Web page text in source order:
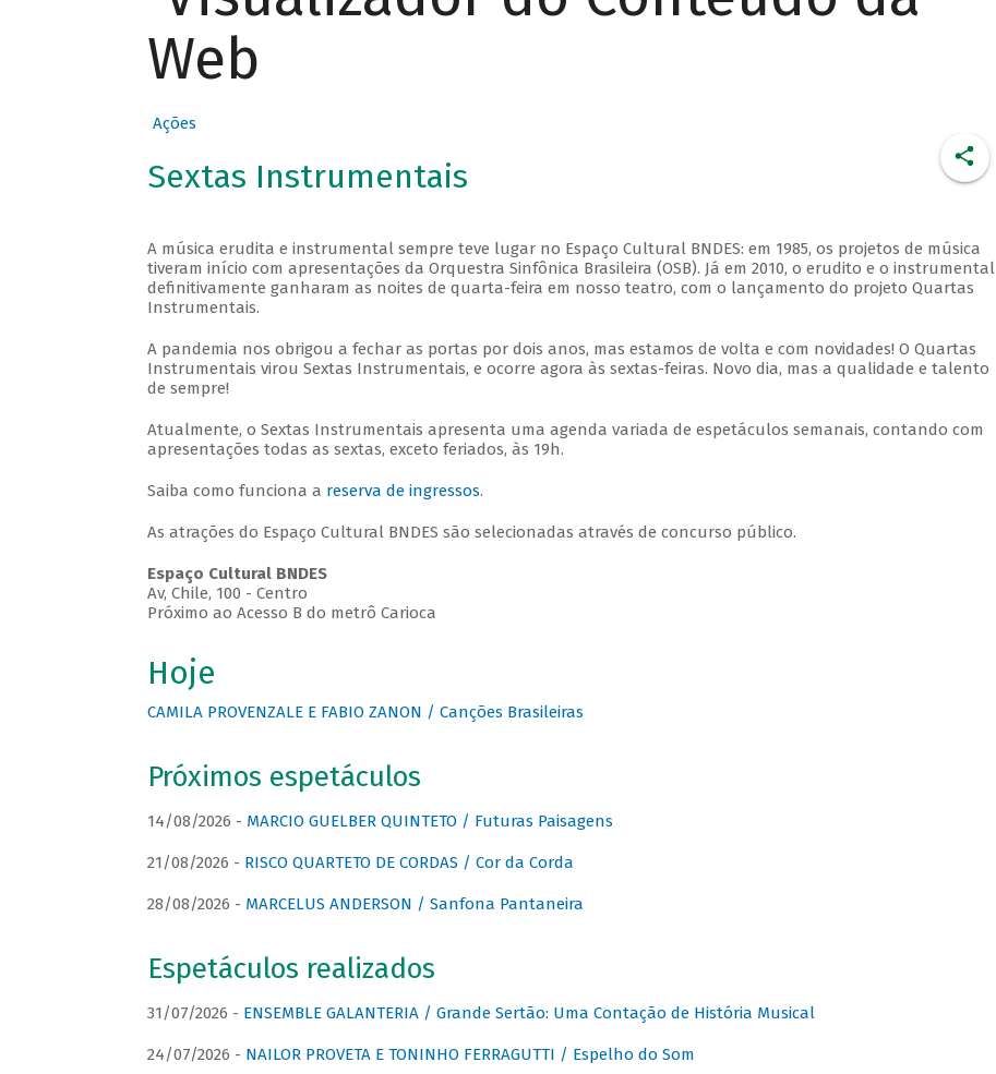
Web
Ações
Sextas Instrumentais
A música erudita e instrumental sempre teve lugar no Espaço Cultural BNDES: em 1985, os projetos de música
tiveram início com apresentações da Orquestra Sinfônica Brasileira (OSB). Já em 2010, o erudito e o instrumental
definitivamente ganharam as noites de quarta-feira em nosso teatro, com o lançamento do projeto Quartas
Instrumentais.
A pandemia nos obrigou a fechar as portas por dois anos, mas estamos de volta e com novidades! O Quartas
Instrumentais virou Sextas Instrumentais, e ocorre agora às sextas-feiras. Novo dia, mas a qualidade e talento
de sempre!
Atualmente, o Sextas Instrumentais apresenta uma agenda variada de espetáculos semanais, contando com
apresentações todas as sextas, exceto feriados, às 19h.
Saiba como funciona a reserva de ingressos.
As atrações do Espaço Cultural BNDES são selecionadas através de concurso público.
Espaço Cultural BNDES
Av, Chile, 100 - Centro
Próximo ao Acesso B do metrô Carioca
Hoje
CAMILA PROVENZALE E FABIO ZANON / Canções Brasileiras
Próximos espetáculos
14/08/2026 - MARCIO GUELBER QUINTETO / Futuras Paisagens
21/08/2026 - RISCO QUARTETO DE CORDAS / Cor da Corda
28/08/2026 - MARCELUS ANDERSON / Sanfona Pantaneira
Espetáculos realizados
31/07/2026 - ENSEMBLE GALANTERIA / Grande Sertão: Uma Contação de História Musical
24/07/2026 - NAILOR PROVETA E TONINHO FERRAGUTTI / Espelho do Som